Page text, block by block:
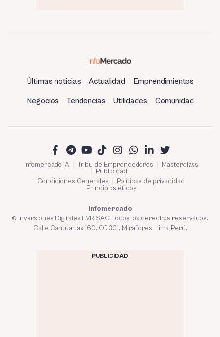
Últimas noticias Actualidad Emprendimientos
Negocios Tendencias Utilidades Comunidad
Infomercado IA Tribu de Emprendedores
Masterclass
Publicidad
Condiciones Generales
Políticas de privacidad
Principios éticos
Infomercado
© Inversiones Digitales FVR SAC. Todos los derechos reservados.
Calle Cantuarias 160. Of. 301. Miraflores, Lima-Perú.
PUBLICIDAD